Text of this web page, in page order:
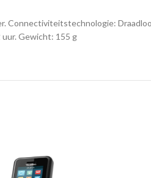
Connectiviteitstechnologie:
Gewicht: 155 g